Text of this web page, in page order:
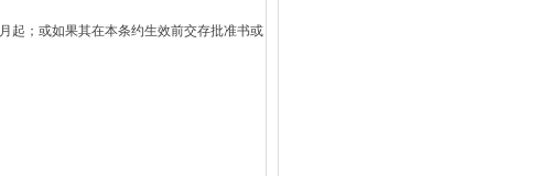
；或如果其在本条约生效前交存批准书或